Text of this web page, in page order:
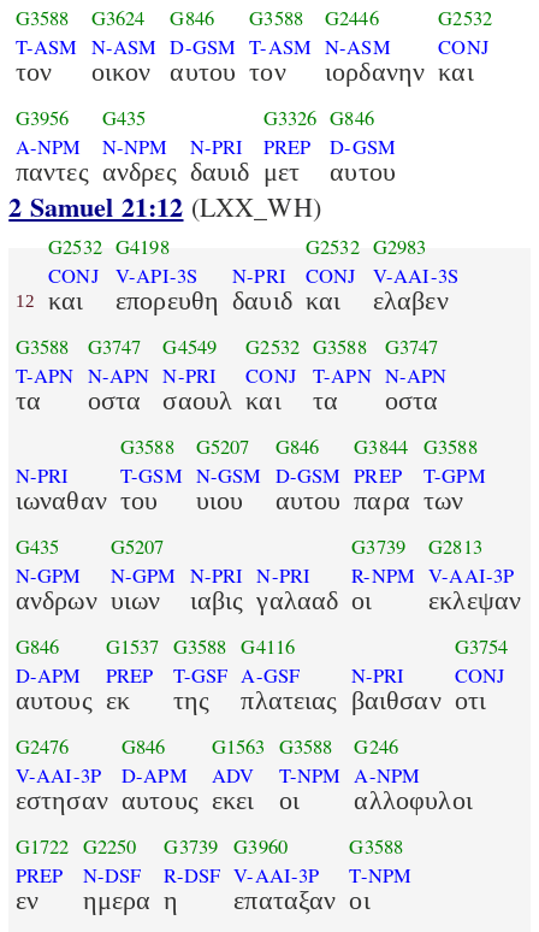
G3588
T-ASM
τον
G3624
N-ASM
οικον
G846
D-GSM
αυτου
G3588
T-ASM
τον
G2446
N-ASM
ιορδανην
G2532
CONJ
και
G3956
A-NPM
παντες
G435
N-NPM
ανδρες
N-PRI
δαυιδ
G3326
PREP
μετ
G846
D-GSM
αυτου
2 Samuel 21:12 (LXX_WH)
12
G2532
CONJ
και
G4198
V-API-3S
επορευθη
N-PRI
δαυιδ
G2532
CONJ
και
G2983
V-AAI-3S
ελαβεν
G3588
T-APN
τα
G3747
N-APN
οστα
G4549
N-PRI
σαουλ
G2532
CONJ
και
G3588
T-APN
τα
G3747
N-APN
οστα
N-PRI
ιωναθαν
G3588
T-GSM
του
G5207
N-GSM
υιου
G846
D-GSM
αυτου
G3844
PREP
παρα
G3588
T-GPM
των
G435
N-GPM
ανδρων
G5207
N-GPM
υιων
N-PRI
ιαβις
N-PRI
γαλααδ
G3739
R-NPM
οι
G2813
V-AAI-3P
εκλεψαν
G846
D-APM
αυτους
G1537
PREP
εκ
G3588
T-GSF
της
G4116
A-GSF
πλατειας
N-PRI
βαιθσαν
G3754
CONJ
οτι
G2476
V-AAI-3P
εστησαν
G846
D-APM
αυτους
G1563
ADV
εκει
G3588
T-NPM
οι
G246
A-NPM
αλλοφυλοι
G1722
PREP
εν
G2250
N-DSF
ημερα
G3739
R-DSF
η
G3960
V-AAI-3P
επαταξαν
G3588
T-NPM
οι